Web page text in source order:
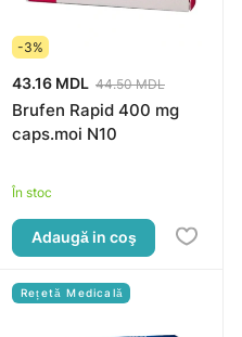
-3%
43.16 MDL 44.50 MDL
Brufen Rapid 400 mg
caps.moi N10
În stoc
Adaugă in coş
Rețetă Medicală